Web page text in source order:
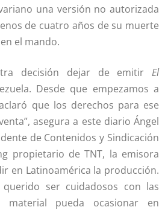
una versión no autorizada
de cuatro años de su muerte
el mando.
decisión dejar de emitir El
Desde que empezamos a
que los derechos para ese
asegura a este diario Ángel
de Contenidos y Sindicación
propietario de TNT, la emisora
en Latinoamérica la producción.
ser cuidadosos con las
material pueda ocasionar en